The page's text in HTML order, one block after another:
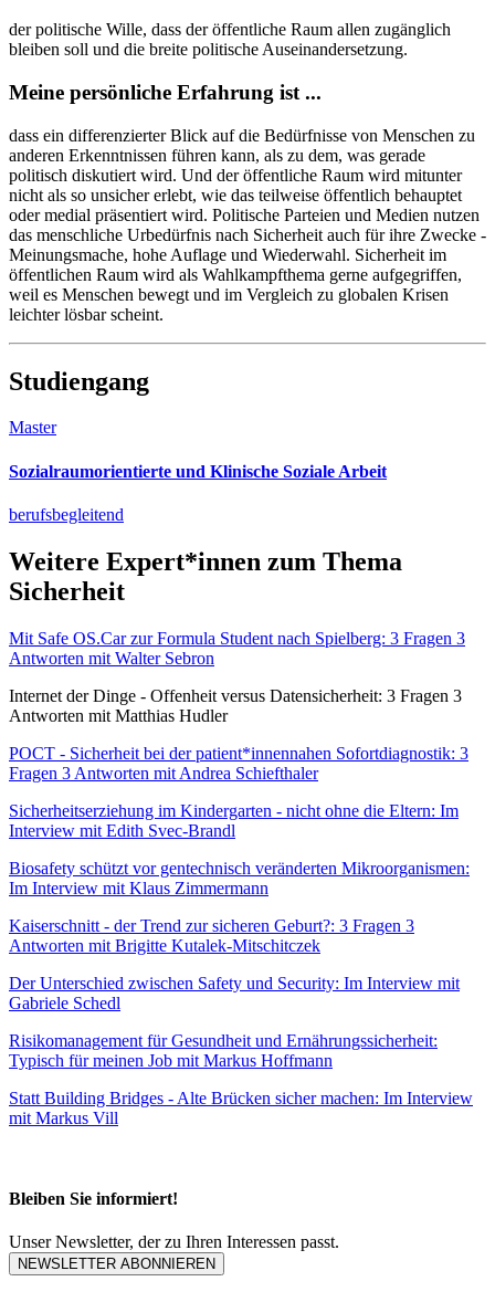
der politische Wille, dass der öffentliche Raum allen zugänglich
bleiben soll und die breite politische Auseinandersetzung.
Meine persönliche Erfahrung ist ...
dass ein differenzierter Blick auf die Bedürfnisse von Menschen zu
anderen Erkenntnissen führen kann, als zu dem, was gerade
politisch diskutiert wird. Und der öffentliche Raum wird mitunter
nicht als so unsicher erlebt, wie das teilweise öffentlich behauptet
oder medial präsentiert wird. Politische Parteien und Medien nutzen
das menschliche Urbedürfnis nach Sicherheit auch für ihre Zwecke -
Meinungsmache, hohe Auflage und Wiederwahl. Sicherheit im
öffentlichen Raum wird als Wahlkampfthema gerne aufgegriffen,
weil es Menschen bewegt und im Vergleich zu globalen Krisen
leichter lösbar scheint.
Studiengang
Master
Sozialraumorientierte und Klinische Soziale Arbeit
berufsbegleitend
Weitere Expert*innen zum Thema
Sicherheit
Mit Safe OS.Car zur Formula Student nach Spielberg: 3 Fragen 3
Antworten mit Walter Sebron
Internet der Dinge - Offenheit versus Datensicherheit: 3 Fragen 3
Antworten mit Matthias Hudler
POCT - Sicherheit bei der patient*innennahen Sofortdiagnostik: 3
Fragen 3 Antworten mit Andrea Schiefthaler
Sicherheitserziehung im Kindergarten - nicht ohne die Eltern: Im
Interview mit Edith Svec-Brandl
Biosafety schützt vor gentechnisch veränderten Mikroorganismen:
Im Interview mit Klaus Zimmermann
Kaiserschnitt - der Trend zur sicheren Geburt?: 3 Fragen 3
Antworten mit Brigitte Kutalek-Mitschitczek
Der Unterschied zwischen Safety und Security: Im Interview mit
Gabriele Schedl
Risikomanagement für Gesundheit und Ernährungssicherheit:
Typisch für meinen Job mit Markus Hoffmann
Statt Building Bridges - Alte Brücken sicher machen: Im Interview
mit Markus Vill
Bleiben Sie informiert!
Unser Newsletter, der zu Ihren Interessen passt.
NEWSLETTER ABONNIEREN